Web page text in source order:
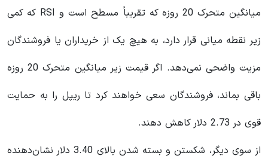
میانگین متحرک 20 روزه که تقریباً مسطح است و RSI که کمی
زیر نقطه میانی قرار دارد، به هیچ یک از خریداران یا فروشندگان
مزیت واضحی نمی‌دهد. اگر قیمت زیر میانگین متحرک 20 روزه
باقی بماند، فروشندگان سعی خواهند کرد تا ریپل را به حمایت
قوی در 2.73 دلار کاهش دهند.
از سوی دیگر، شکستن و بسته شدن بالای 3.40 دلار نشان‌دهنده